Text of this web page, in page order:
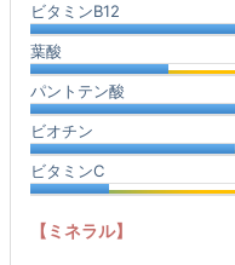
ビタミンB12
葉酸
パントテン酸
ビオチン
ビタミンC
【ミネラル】